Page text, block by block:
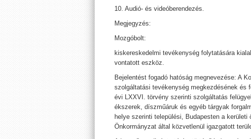
10. Audió- és videóberendezés.
Megjegyzés:
Mozgóbolt:
kiskereskedelmi tevékenység folytatására
vontatott eszköz.
Bejelentést fogadó hatóság megnevezése: A
szolgáltatási tevékenység megkezdésének és
évi LXXVI. törvény szerinti szolgáltatás
ékszerek, díszműáruk és egyéb tárgyak
helye szerinti települési, Budapesten a
Önkormányzat által közvetlenül igazgatott